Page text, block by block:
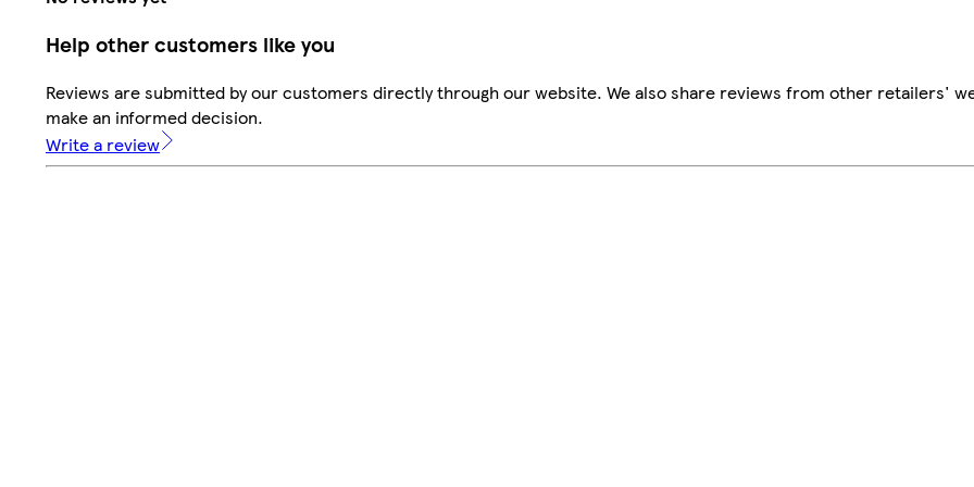
Help other customers like you
Reviews are submitted by our customers directly through our website. We also share reviews from other retailers'
make an informed decision.
Write a review